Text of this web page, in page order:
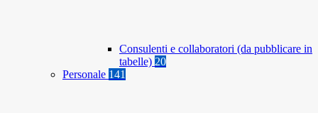
Consulenti e collaboratori (da pubblicare in
tabelle) 20
Personale 141